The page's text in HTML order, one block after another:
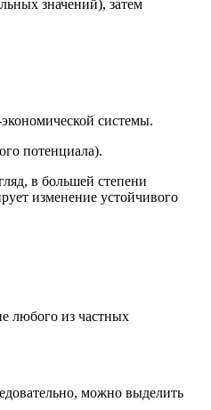
значений), затем
системы.
потенциала).
в большей степени
изменение устойчивого
любого из частных
можно выделить